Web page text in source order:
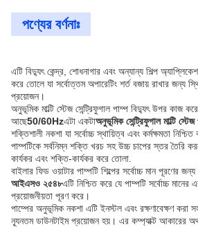
পণ্যের বর্ণনাঃ
এটি বিদ্যুৎ কেন্দ্র, শোধনাগার এবং অন্যান্য শিল্প
করে তোলে যা সর্বোত্তম অপারেটিং শর্ত বজায় রাখার জন্য
প্রয়োজন।
অনুভূমিক মাল্টি স্টেজ সেন্ট্রিফুগাল পাম্প বিদ্যুৎ উপর কাজ
আছে50/60Hzএটা একটাঅনুভূমিক সেন্ট্রিফুগাল মাল্টি স্টেজ
শক্তিশালী নকশা যা সর্বোচ্চ স্থায়িত্ব এবং কর্মক্ষমতা
পাম্পটিকে সর্বনিম্ন শক্তি খরচ সহ উচ্চ চাপের স্তর তৈরি
কার্যকর এবং শক্তি-কার্যকর করে তোলা.
বাইলার ফিড ওয়াটার পাম্পটি শিল্পের সর্বোচ্চ মান পূরণের জন্য
আইএসও ২৫৪৮এটি নিশ্চিত করে যে পাম্পটি সর্বোচ্চ
প্রয়োজনীয়তা পূরণ করে।
পাম্পের অনুভূমিক নকশা এটি ইনস্টল এবং রক্ষণাবেক্ষণ করা
ন্যূনতম ডাউনটাইম প্রয়োজন হয়। এর কম্প্যাক্ট আকারের অর্থ